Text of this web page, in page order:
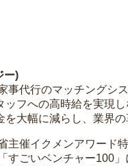
ー)
事代行のマッチングシ
ッフへの高時給を実現
大幅に減らし、業界の
催イクメンアワード
ごいベンチャー100」